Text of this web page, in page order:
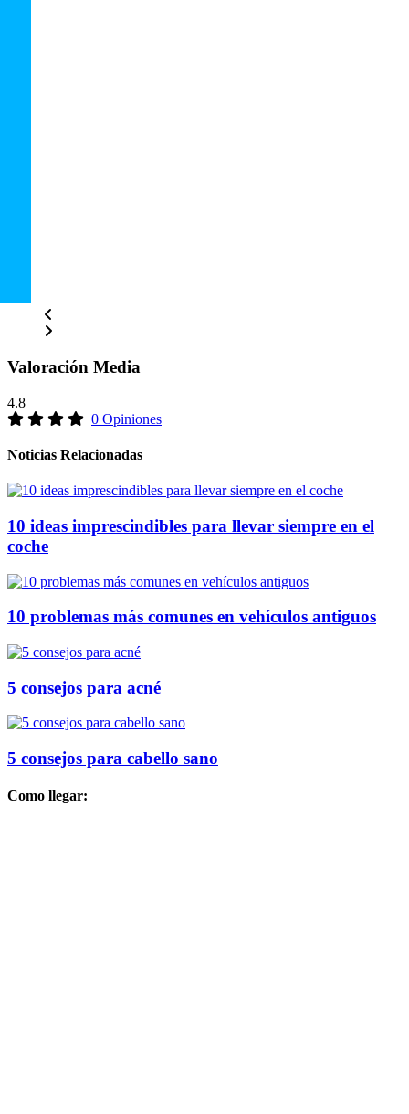
Valoración Media
4.8
0 Opiniones
Noticias Relacionadas
10 ideas imprescindibles para llevar siempre en el
coche
10 problemas más comunes en vehículos antiguos
5 consejos para acné
5 consejos para cabello sano
Como llegar: